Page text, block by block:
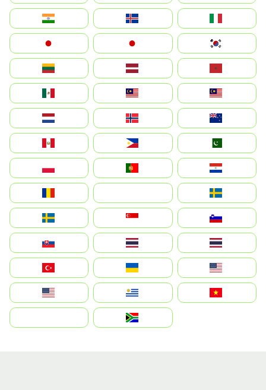
India
Ísland
Italia
Japan
日本
대한민국
Lietuva
Latvija
Maroc
México
Malaysia (MS)
Malaysia
Nederland
Norge
New Zealand
Perú
Philippines
Pakistan
Polska
Portugal
Paraguay
România
На русском
Sweden
Sverige
Singapore
Slovenija
Slovensko
Thailand
ไทย
Türkiye
Україна
United States
Estados Unidos
Uruguay
Việt Nam
بالعربية
South Africa